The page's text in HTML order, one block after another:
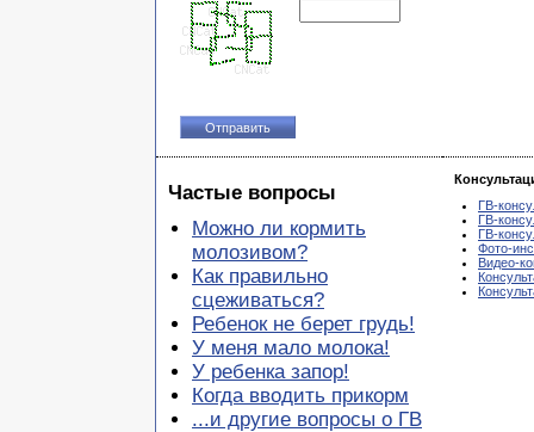
Частые вопросы
Можно ли кормить
молозивом?
Как правильно
сцеживаться?
Ребенок не берет грудь!
У меня мало молока!
У ребенка запор!
Когда вводить прикорм
...и другие вопросы о ГВ
ГВ-
ГВ-
ГВ-
Фото-
Видео-